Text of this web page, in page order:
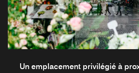
Un emplacement privilégié à